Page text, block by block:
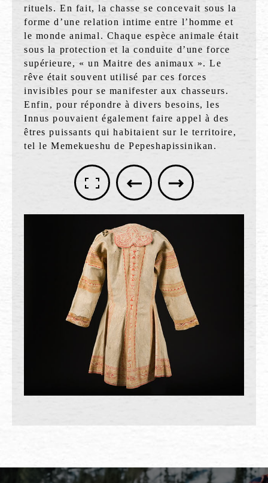
rituels. En fait, la chasse se concevait sous la
forme d’une relation intime entre l’homme et
le monde animal. Chaque espèce animale était
sous la protection et la conduite d’une force
supérieure, « un Maitre des animaux ». Le
rêve était souvent utilisé par ces forces
invisibles pour se manifester aux chasseurs.
Enfin, pour répondre à divers besoins, les
Innus pouvaient également faire appel à des
êtres puissants qui habitaient sur le territoire,
tel le Memekueshu de Pepeshapissinikan.